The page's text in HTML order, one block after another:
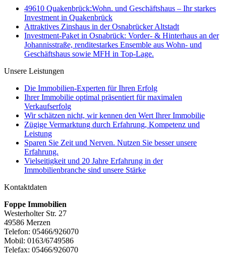
49610 Quakenbrück:Wohn. und Geschäftshaus – Ihr starkes
Investment in Quakenbrück
Attraktives Zinshaus in der Osnabrücker Altstadt
Investment-Paket in Osnabrück: Vorder- & Hinterhaus an der
Johannisstraße, renditestarkes Ensemble aus Wohn- und
Geschäftshaus sowie MFH in Top-Lage.
Unsere Leistungen
Die Immobilien-Experten für Ihren Erfolg
Ihrer Immobilie optimal präsentiert für maximalen
Verkaufserfolg
Wir schätzen nicht, wir kennen den Wert Ihrer Immobilie
Zügige Vermarktung durch Erfahrung, Kompetenz und
Leistung
Sparen Sie Zeit und Nerven. Nutzen Sie besser unsere
Erfahrung.
Vielseitigkeit und 20 Jahre Erfahrung in der
Immobilienbranche sind unsere Stärke
Kontaktdaten
Foppe Immobilien
Westerholter Str. 27
49586 Merzen
Telefon: 05466/926070
Mobil: 0163/6749586
Telefax: 05466/926070